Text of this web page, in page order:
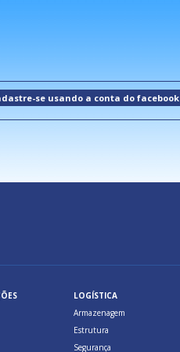
se usando a conta do facebook
LOGÍSTICA
Armazenagem
Estrutura
Segurança